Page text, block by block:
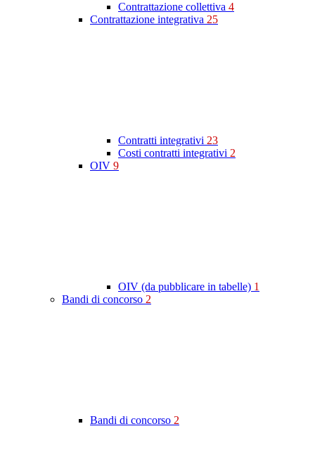
Contrattazione collettiva 4
Contrattazione integrativa 25
Contratti integrativi 23
Costi contratti integrativi 2
OIV 9
OIV (da pubblicare in tabelle) 1
Bandi di concorso 2
Bandi di concorso 2